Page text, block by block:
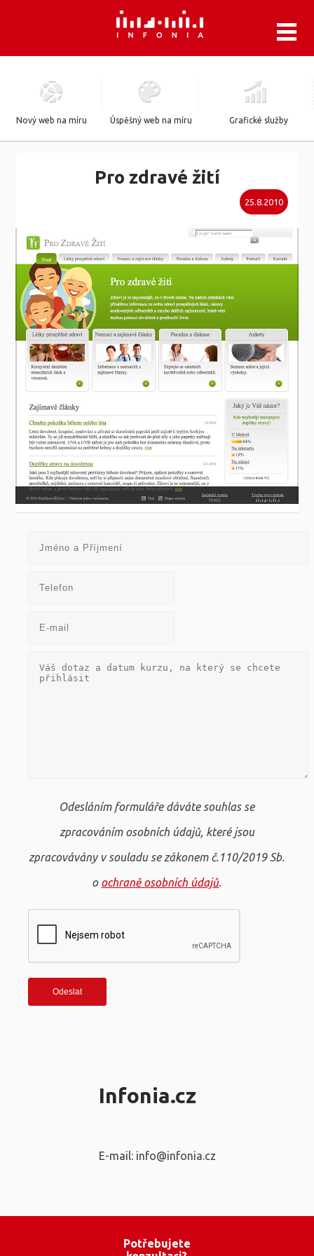
Pro zdravé žití
25.8.2010
Odesláním formuláře dáváte souhlas se
zpracováním osobních údajů, které jsou
zpracovávány v souladu se zákonem č.110/2019 Sb.
o ochraně osobních údajů.
Infonia.cz
E-mail: info@infonia.cz
Nový web na míru Úspěšný web na míru Grafické služby
Potřebujete